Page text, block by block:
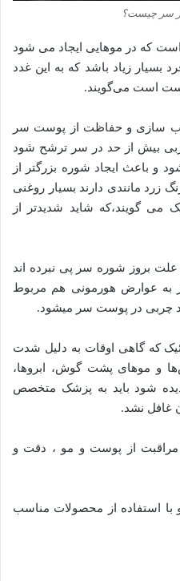
سر چیست؟
که در موهایی ایجاد می شود
زیاد باشد که به این غدد
است می‌گویند.
سازی و حفاظت از پوست سر
بیش از حد در سر ترشح شود
باعث ایجاد شوره بزرگتر از
مانندی دارند بسیار روغنی
می گویند،که شاید شدیدتر از
بروز شوره سر پی نبرده اند
به عوارض هورمونی هم مربوط
چربی در پوست سر میشود.
که گاهی اوقات به دلیل شدت
و موهای پشت گوش، ابروها،
شود باید به پزشک متخصص
غافل نشد.
مراقبت از پوست و مو ، دقت و
و با استفاده از محصولات مناسب